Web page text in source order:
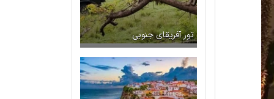
تور آفریقای جنوبی